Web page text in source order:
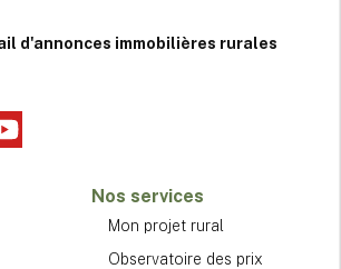
d'annonces immobilières rurales
Nos services
Mon projet rural
Observatoire des prix